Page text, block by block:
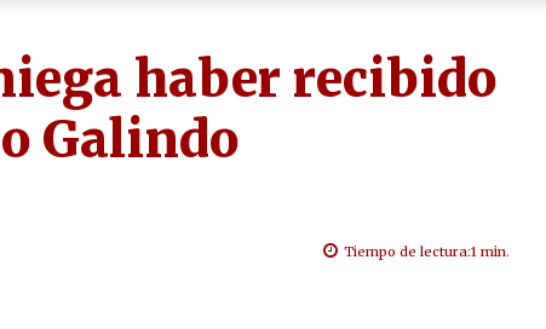
haber recibido
Galindo
Tiempo de lectura:1 min.